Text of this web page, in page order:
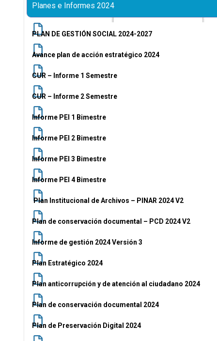
Siembra de
Planes e Informes 2024
PLAN DE GESTIÓN SOCIAL 2024-2027
Avance plan de acción estratégico 2024
CUR – Informe 1 Semestre
CUR – Informe 2 Semestre
Informe PEI 1 Bimestre
Informe PEI 2 Bimestre
Informe PEI 3 Bimestre
Informe PEI 4 Bimestre
Plan Institucional de Archivos – PINAR 2024 V2
Plan de conservación documental – PCD 2024 V2
Informe de gestión 2024 Versión 3
Plan Estratégico 2024
Plan anticorrupción y de atención al ciudadano 2024
Plan de conservación documental 2024
Plan de Preservación Digital 2024